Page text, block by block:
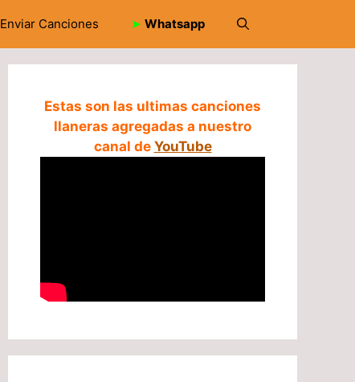
Enviar Canciones ➤ Whatsapp
Estas son las ultimas canciones
llaneras agregadas a nuestro
canal de YouTube